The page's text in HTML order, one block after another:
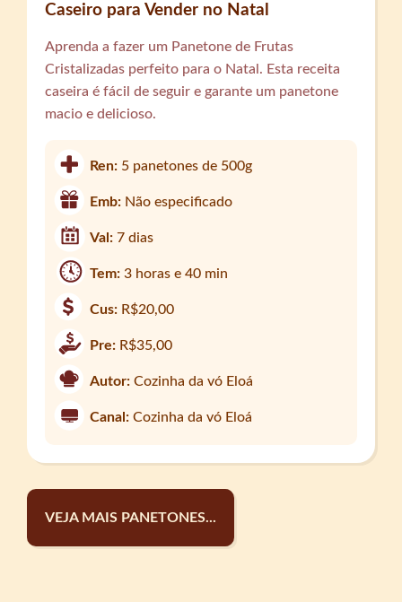
Caseiro para Vender no Natal
Aprenda a fazer um Panetone de Frutas
Cristalizadas perfeito para o Natal. Esta receita
caseira é fácil de seguir e garante um panetone
macio e delicioso.
Ren: 5 panetones de 500g
Emb: Não especificado
Val:7 dias
Tem:3 horas e 40 min
Cus: R$20,00
Pre: R$35,00
Autor: Cozinha da vó Eloá
Canal: Cozinha da vó Eloá
VEJA MAIS PANETONES...